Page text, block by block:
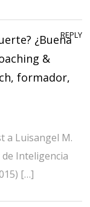
¿Buena
&
formador,
a Luisangel M.
Inteligencia
[…]
REPLY